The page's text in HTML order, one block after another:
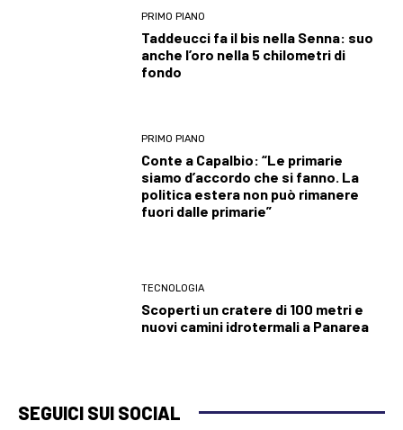
PRIMO PIANO
Taddeucci fa il bis nella Senna: suo
anche l’oro nella 5 chilometri di
fondo
PRIMO PIANO
Conte a Capalbio: “Le primarie
siamo d’accordo che si fanno. La
politica estera non può rimanere
fuori dalle primarie”
TECNOLOGIA
Scoperti un cratere di 100 metri e
nuovi camini idrotermali a Panarea
SEGUICI SUI SOCIAL